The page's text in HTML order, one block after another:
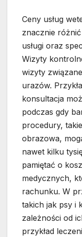
Ceny usług
znacznie
usługi oraz
Wizyty
wizyty
urazów.
konsultacja
podczas gdy
procedury,
obrazowa,
nawet kilku
pamiętać o
medycznych,
rachunku. W
takich jak psy i
zależności od
przykład